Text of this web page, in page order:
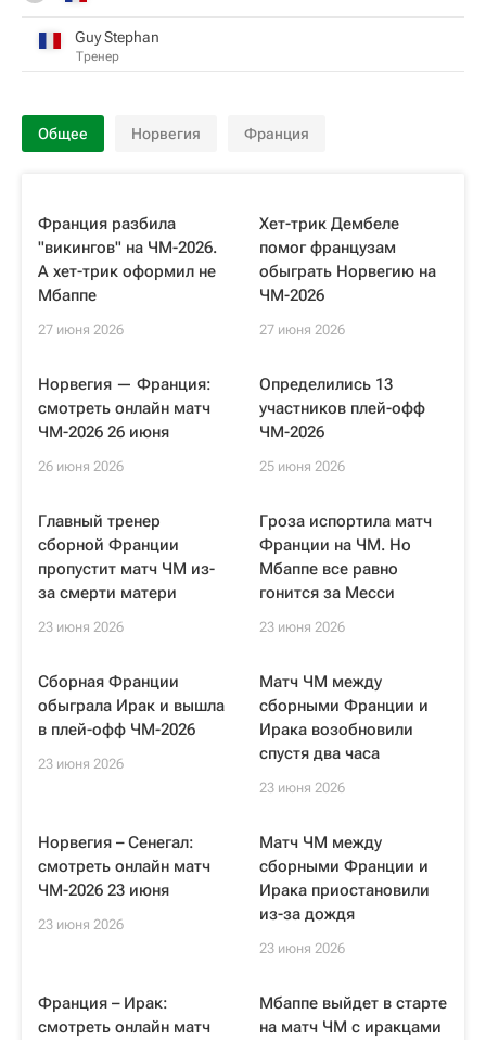
Guy Stephan
Тренер
Общее Норвегия Франция
Франция разбила
"викингов" на ЧМ-2026.
А хет-трик оформил не
Мбаппе
27 июня 2026
Хет-трик Дембеле
помог французам
обыграть Норвегию на
ЧМ-2026
27 июня 2026
Норвегия — Франция:
смотреть онлайн матч
ЧМ-2026 26 июня
26 июня 2026
Определились 13
участников плей-офф
ЧМ-2026
25 июня 2026
Главный тренер
сборной Франции
пропустит матч ЧМ из-
за смерти матери
23 июня 2026
Гроза испортила матч
Франции на ЧМ. Но
Мбаппе все равно
гонится за Месси
23 июня 2026
Сборная Франции
обыграла Ирак и вышла
в плей-офф ЧМ-2026
23 июня 2026
Матч ЧМ между
сборными Франции и
Ирака возобновили
спустя два часа
23 июня 2026
Норвегия – Сенегал:
смотреть онлайн матч
ЧМ-2026 23 июня
23 июня 2026
Матч ЧМ между
сборными Франции и
Ирака приостановили
из-за дождя
23 июня 2026
Франция – Ирак:
смотреть онлайн матч
Мбаппе выйдет в старте
на матч ЧМ с иракцами